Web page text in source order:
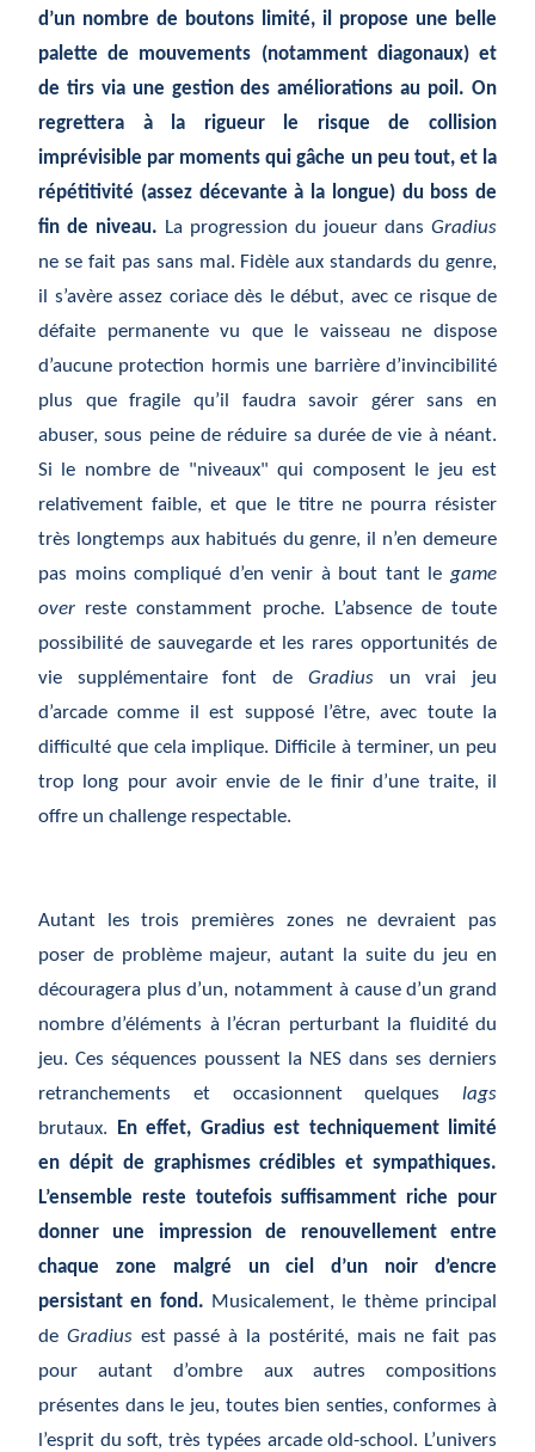
d’un nombre de boutons limité, il propose une belle
palette de mouvements (notamment diagonaux) et
de tirs via une gestion des améliorations au poil. On
regrettera à la rigueur le risque de collision
imprévisible par moments qui gâche un peu tout, et la
répétitivité (assez décevante à la longue) du boss de
fin de niveau. La progression du joueur dans Gradius
ne se fait pas sans mal. Fidèle aux standards du genre,
il s’avère assez coriace dès le début, avec ce risque de
défaite permanente vu que le vaisseau ne dispose
d’aucune protection hormis une barrière d’invincibilité
plus que fragile qu’il faudra savoir gérer sans en
abuser, sous peine de réduire sa durée de vie à néant.
Si le nombre de "niveaux" qui composent le jeu est
relativement faible, et que le titre ne pourra résister
très longtemps aux habitués du genre, il n’en demeure
pas moins compliqué d’en venir à bout tant le game
over reste constamment proche. L’absence de toute
possibilité de sauvegarde et les rares opportunités de
vie supplémentaire font de Gradiusun vrai jeu
d’arcade comme il est supposé l’être, avec toute la
difficulté que cela implique. Difficile à terminer, un peu
trop long pour avoir envie de le finir d’une traite, il
offre un challenge respectable.
Autant les trois premières zones ne devraient pas
poser de problème majeur, autant la suite du jeu en
découragera plus d’un, notamment à cause d’un grand
nombre d’éléments à l’écran perturbant la fluidité du
jeu. Ces séquences poussent la NES dans ses derniers
retranchements et occasionnent quelques lags
brutaux. En effet, Gradius est techniquement limité
en dépit de graphismes crédibles et sympathiques.
L’ensemble reste toutefois suffisamment riche pour
donner une impression de renouvellement entre
chaque zone malgré un ciel d’un noir d’encre
persistant en fond. Musicalement, le thème principal
de Gradiusest passé à la postérité, mais ne fait pas
pour autant d’ombre aux autres compositions
présentes dans le jeu, toutes bien senties, conformes à
l’esprit du soft, très typées arcade old-school. L’univers